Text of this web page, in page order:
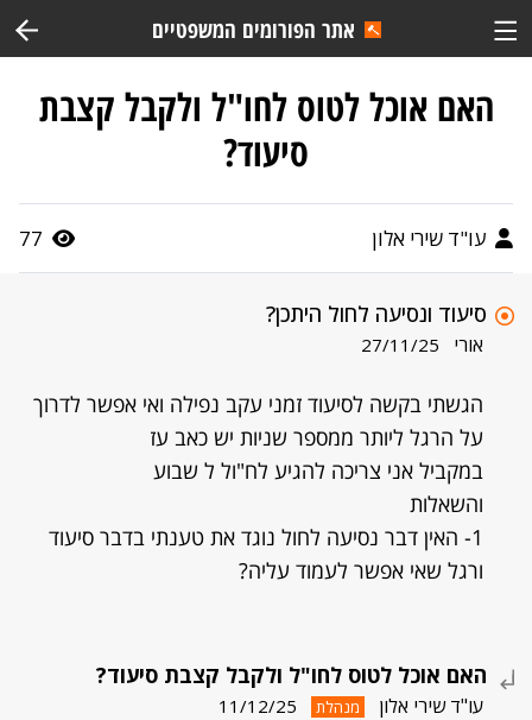
אתר הפורומים המשפטיים
האם אוכל לטוס לחו"ל ולקבל קצבת
סיעוד?
עו"ד שירי אלון 77
סיעוד ונסיעה לחול היתכן?
אורי 27/11/25
הגשתי בקשה לסיעוד זמני עקב נפילה ואי אפשר לדרוך
על הרגל ליותר ממספר שניות יש כאב עז
במקביל אני צריכה להגיע לח"ול ל שבוע
והשאלות
1- האין דבר נסיעה לחול נוגד את טענתי בדבר סיעוד
ורגל שאי אפשר לעמוד עליה?
האם אוכל לטוס לחו"ל ולקבל קצבת סיעוד?
עו"ד שירי אלון מנהלת 11/12/25